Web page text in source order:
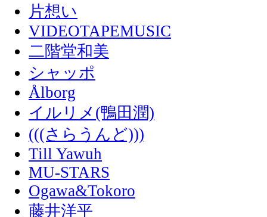
片想い
VIDEOTAPEMUSIC
二階堂和美
シャッポ
Ålborg
イルリメ(鴨田潤)
(((さらうんど)))
Till Yawuh
MU-STARS
Ogawa&Tokoro
藤井洋平